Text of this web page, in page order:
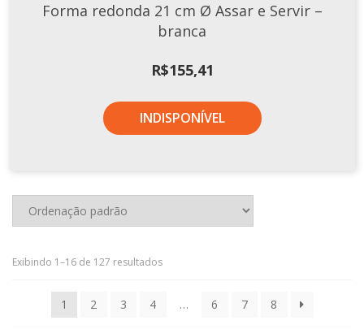
Forma redonda 21 cm Ø Assar e Servir –
branca
R$155,41
INDISPONÍVEL
Exibindo 1–16 de 127 resultados
1 2 3 4 … 6 7 8